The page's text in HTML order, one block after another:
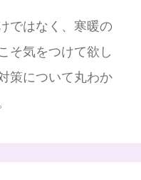
ではなく、寒暖の
そ気をつけて欲し
策について丸わか